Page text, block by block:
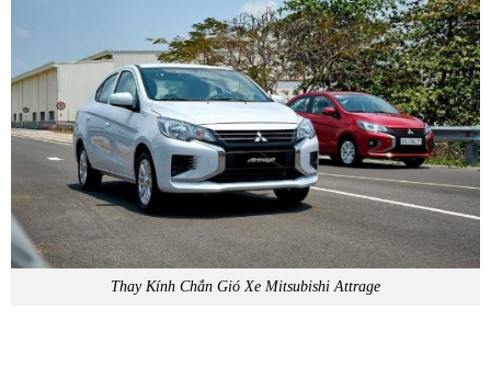
Thay Kính Chắn Gió Xe Mitsubishi Attrage